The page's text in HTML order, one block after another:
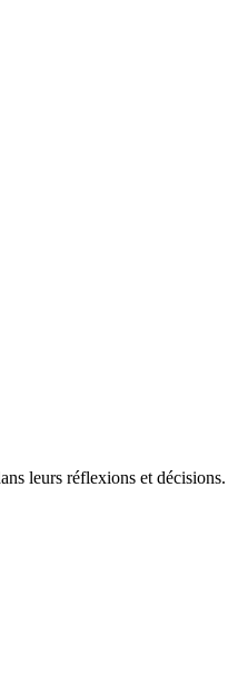
leurs réflexions et décisions.